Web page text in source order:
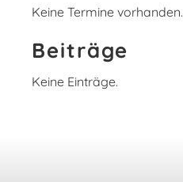
Keine Termine vorhanden.
Beiträge
Keine Einträge.